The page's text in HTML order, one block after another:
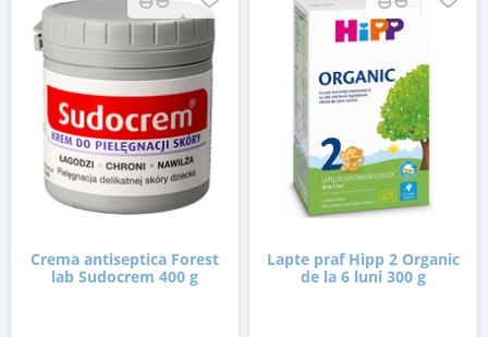
Crema antiseptica Forest
lab Sudocrem 400 g
Lapte praf Hipp 2 Organic
de la 6 luni 300 g